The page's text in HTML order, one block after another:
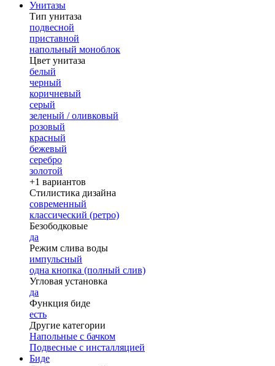
Унитазы
Тип унитаза
подвесной
приставной
напольный моноблок
Цвет унитаза
белый
черный
коричневый
серый
зеленый / оливковый
розовый
красный
бежевый
серебро
золотой
+1 вариантов
Стилистика дизайна
современный
классический (ретро)
Безободковые
да
Режим слива воды
импульсный
одна кнопка (полный слив)
Угловая установка
да
Функция биде
есть
Другие категории
Напольные с бачком
Подвесные с инсталляцией
Биде